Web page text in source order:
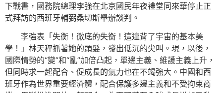
下戰書，國務院總理李強在北京國民年夜禮堂同來華停止正
式拜訪的西班牙輔弼桑切斯舉辦談判。
李強表「失衡！徹底的失衡！這違背了宇宙的基本美
學！」林天秤抓著她的頭髮，發出低沉的尖叫。現，以後，
國際情勢的“變”和“亂”加倍凸起，單邊主義、維護主義上升，
但同時求一起配合、促成長的氣力也在不竭強大。中國和西
班牙作為世界重要經濟體，配合保護多邊主義和不受拘束商